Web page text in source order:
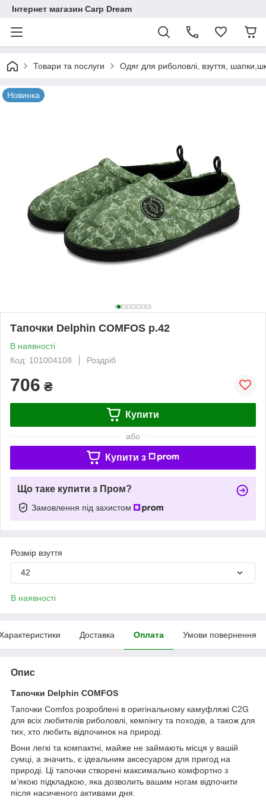
Інтернет магазин Carp Dream
Товари та послуги Одяг для риболовлі, взуття,
Новинка
Тапочки Delphin COMFOS р.42
В наявності
Код: 101004108
Роздріб
706 ₴
Купити
або
Купити з
Що таке купити з Пром?
Замовлення під захистом
Розмір взуття
42
В наявності
Доставка Оплата Умови повернення
Опис
Тапочки Delphin COMFOS
Тапочки Comfos розроблені в оригінальному камуфляжі C2G
для всіх любителів риболовлі, кемпінгу та походів, а також для
тих, хто любить відпочинок на природі.
Вони легкі та компактні, майже не займають місця у вашій
сумці, а значить, є ідеальним аксесуаром для пригод на
природі. Ці тапочки створені максимально комфортно з
м’якою підкладкою, яка дозволить вашим ногам відпочити
після насиченого активами дня.